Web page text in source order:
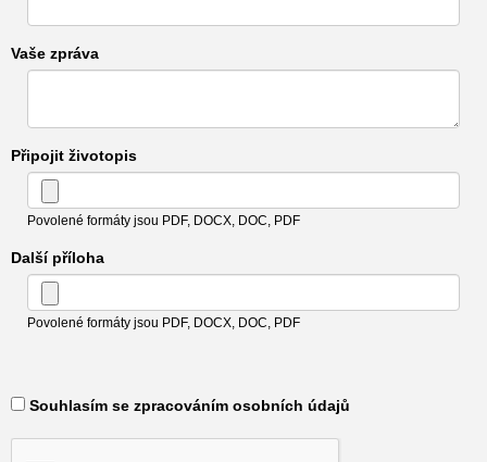
Vaše zpráva
Připojit životopis
Povolené formáty jsou PDF, DOCX, DOC, PDF
Další příloha
Povolené formáty jsou PDF, DOCX, DOC, PDF
​ Souhlasím se zpracováním osobních údajů